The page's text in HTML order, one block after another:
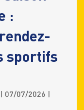
:
sportifs
07/07/2026